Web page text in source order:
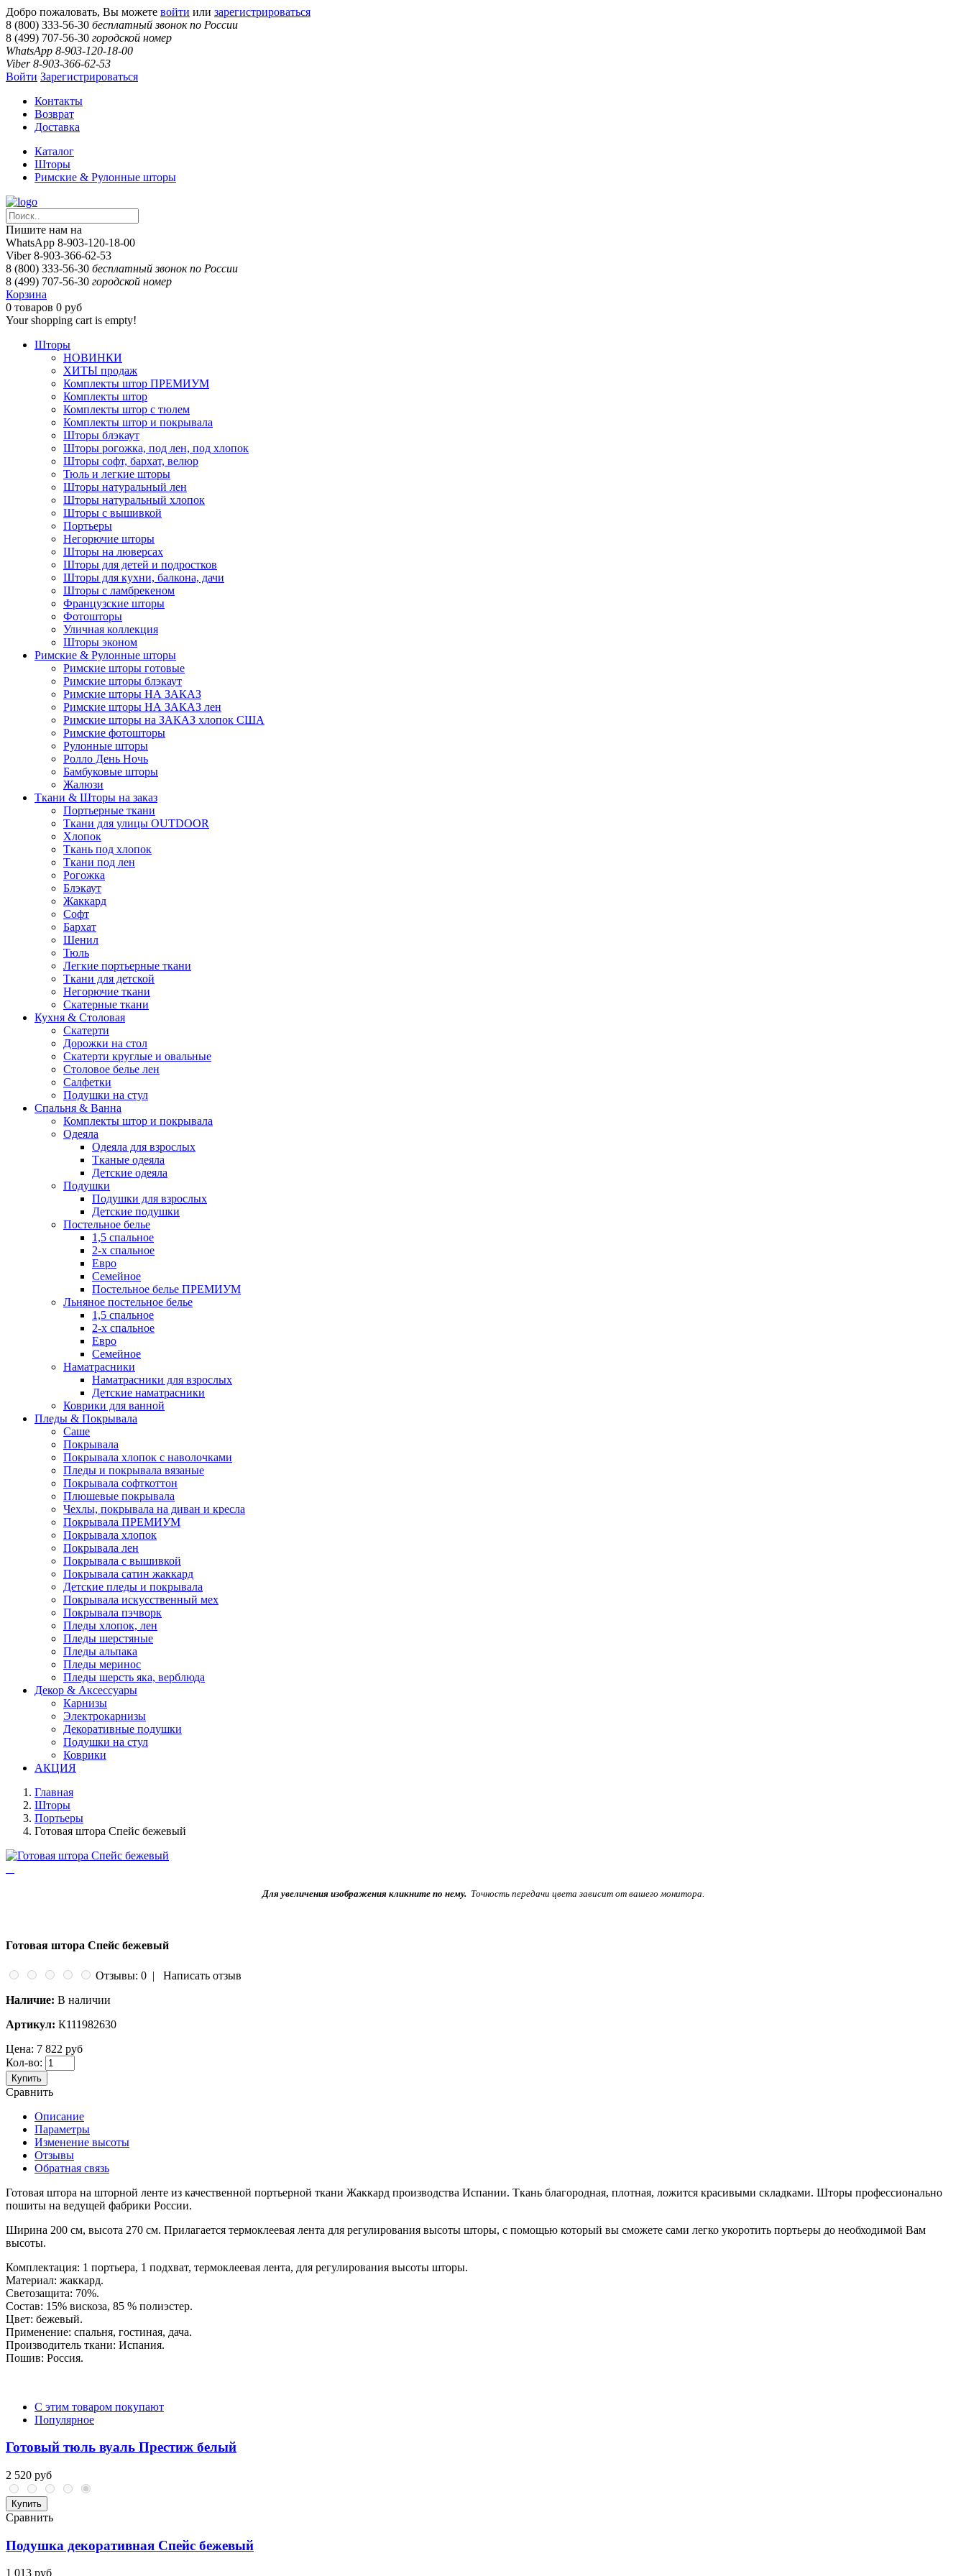
Добро пожаловать, Вы можете войти или зарегистрироваться
8 (800) 333-56-30 бесплатный звонок по России
8 (499) 707-56-30 городской номер
WhatsApp 8-903-120-18-00
Viber 8-903-366-62-53
Войти Зарегистрироваться
Контакты
Возврат
Доставка
Каталог
Шторы
Римские & Рулонные шторы
Пишите нам на
WhatsApp 8-903-120-18-00
Viber 8-903-366-62-53
8 (800) 333-56-30 бесплатный звонок по России
8 (499) 707-56-30 городской номер
Корзина
0 товаров 0 руб
Your shopping cart is empty!
Шторы
НОВИНКИ
ХИТЫ продаж
Комплекты штор ПРЕМИУМ
Комплекты штор
Комплекты штор с тюлем
Комплекты штор и покрывала
Шторы блэкаут
Шторы рогожка, под лен, под хлопок
Шторы софт, бархат, велюр
Тюль и легкие шторы
Шторы натуральный лен
Шторы натуральный хлопок
Шторы с вышивкой
Портьеры
Негорючие шторы
Шторы на люверсах
Шторы для детей и подростков
Шторы для кухни, балкона, дачи
Шторы с ламбрекеном
Французские шторы
Фотошторы
Уличная коллекция
Шторы эконом
Римские & Рулонные шторы
Римские шторы готовые
Римские шторы блэкаут
Римские шторы НА ЗАКАЗ
Римские шторы НА ЗАКАЗ лен
Римские шторы на ЗАКАЗ хлопок США
Римские фотошторы
Рулонные шторы
Ролло День Ночь
Бамбуковые шторы
Жалюзи
Ткани & Шторы на заказ
Портьерные ткани
Ткани для улицы OUTDOOR
Хлопок
Ткань под хлопок
Ткани под лен
Рогожка
Блэкаут
Жаккард
Софт
Бархат
Шенил
Тюль
Легкие портьерные ткани
Ткани для детской
Негорючие ткани
Скатерные ткани
Кухня & Столовая
Скатерти
Дорожки на стол
Скатерти круглые и овальные
Столовое белье лен
Салфетки
Подушки на стул
Спальня & Ванна
Комплекты штор и покрывала
Одеяла
Одеяла для взрослых
Тканые одеяла
Детские одеяла
Подушки
Подушки для взрослых
Детские подушки
Постельное белье
1,5 спальное
2-х спальное
Евро
Семейное
Постельное белье ПРЕМИУМ
Льняное постельное белье
1,5 спальное
2-х спальное
Евро
Семейное
Наматрасники
Наматрасники для взрослых
Детские наматрасники
Коврики для ванной
Пледы & Покрывала
Саше
Покрывала
Покрывала хлопок с наволочками
Пледы и покрывала вязаные
Покрывала софткоттон
Плюшевые покрывала
Чехлы, покрывала на диван и кресла
Покрывала ПРЕМИУМ
Покрывала хлопок
Покрывала лен
Покрывала с вышивкой
Покрывала сатин жаккард
Детские пледы и покрывала
Покрывала искусственный мех
Покрывала пэчворк
Пледы хлопок, лен
Пледы шерстяные
Пледы альпака
Пледы меринос
Пледы шерсть яка, верблюда
Декор & Аксессуары
Карнизы
Электрокарнизы
Декоративные подушки
Подушки на стул
Коврики
АКЦИЯ
Главная
Шторы
Портьеры
Готовая штора Спейс бежевый
Для увеличения изображения кликните по нему. Точность передачи цвета зависит от вашего монитора.
Готовая штора Спейс бежевый
Отзывы: 0 | Написать отзыв
Наличие: В наличии
Артикул: К111982630
Цена: 7 822 руб
Кол-во:
Купить
Сравнить
Описание
Параметры
Изменение высоты
Отзывы
Обратная связь
Готовая штора на шторной ленте из качественной портьерной ткани Жаккард производства Испании. Ткань благородная, плотная, ложится красивыми складками. Шторы профессионально
пошиты на ведущей фабрики России.
Ширина 200 см, высота 270 см. Прилагается термоклеевая лента для регулирования высоты шторы, с помощью который вы сможете сами легко укоротить портьеры до необходимой Вам
высоты.
Комплектация: 1 портьера, 1 подхват, термоклеевая лента, для регулирования высоты шторы.
Материал: жаккард.
Светозащита: 70%.
Состав: 15% вискоза, 85 % полиэстер.
Цвет: бежевый.
Применение: спальня, гостиная, дача.
Производитель ткани: Испания.
Пошив: Россия.
С этим товаром покупают
Популярное
Готовый тюль вуаль Престиж белый
2 520 руб
Купить
Сравнить
Подушка декоративная Спейс бежевый
1 013 руб